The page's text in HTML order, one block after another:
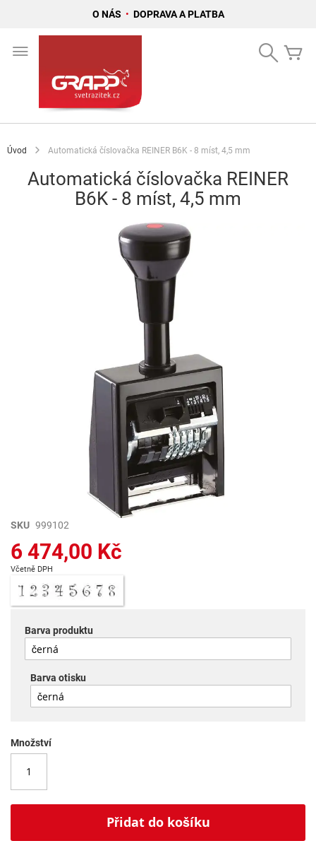
O NÁS • DOPRAVA A PLATBA
Search
Úvod Automatická číslovačka REINER B6K - 8 míst, 4,5 mm
Automatická číslovačka REINER
B6K - 8 míst, 4,5 mm
Přeskočit
začátek
galerie
obrázky
SKU 999102
6 474,00 Kč
Včetně DPH
Barva produktu
Barva otisku
Množství
Přidat do košíku